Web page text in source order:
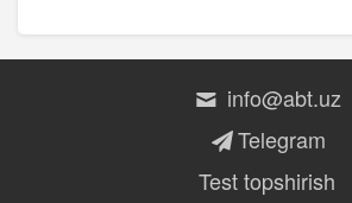
info@abt.uz
Telegram
Test topshirish